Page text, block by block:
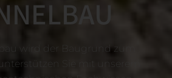
wird der Baugrund zum
Sie mit unserem